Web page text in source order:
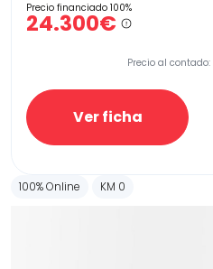
Precio financiado 100%
24.300€
Precio al contado:
Ver ficha
100% Online KM 0